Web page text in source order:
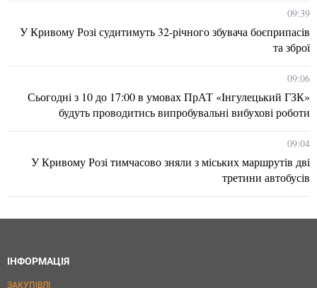
09:39
У Кривому Розі судитимуть 32-річного збувача боєприпасів
та зброї
09:06
Сьогодні з 10 до 17:00 в умовах ПрАТ «Інгулецький ГЗК»
будуть проводитись випробувальні вибухові роботи
09:04
У Кривому Розі тимчасово зняли з міських маршрутів дві
третини автобусів
ІНФОРМАЦІЯ
ЗАКУПІВЛІ